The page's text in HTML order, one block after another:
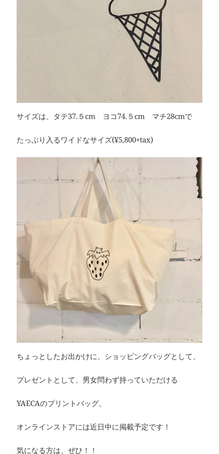
サイズは、タテ37.５cm ヨコ74.５cm マチ28cmで
たっぷり入るワイドなサイズ(¥5,800+tax)
ちょっとしたお出かけに、ショッピングバッグとして、
プレゼントとして、男女問わず持っていただける
YAECAのプリントバッグ。
オンラインストアには近日中に掲載予定です！
気になる方は、ぜひ！！